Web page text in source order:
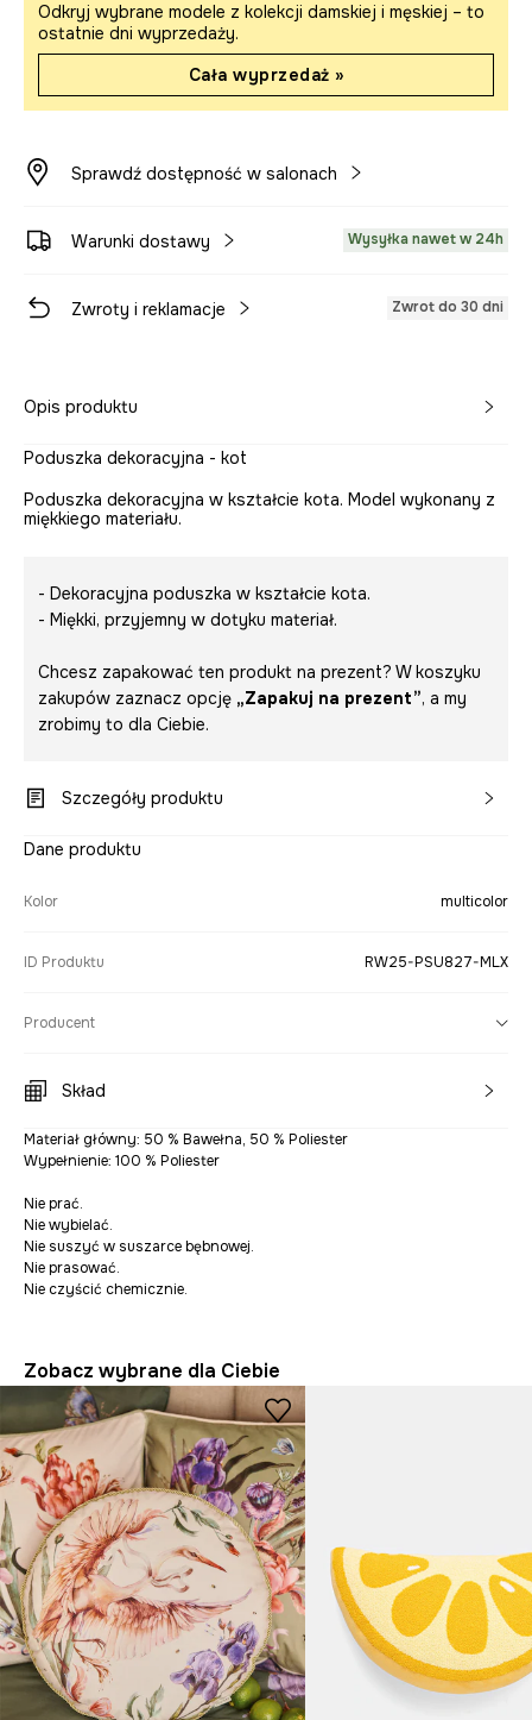
Odkryj wybrane modele z kolekcji damskiej i męskiej – to
ostatnie dni wyprzedaży.
Cała wyprzedaż »
Sprawdź dostępność w salonach
Warunki dostawy Wysyłka nawet w 24h
Zwroty i reklamacje Zwrot do 30 dni
Opis produktu
Poduszka dekoracyjna - kot
Poduszka dekoracyjna w kształcie kota. Model wykonany z
miękkiego materiału.
- Dekoracyjna poduszka w kształcie kota.
- Miękki, przyjemny w dotyku materiał.
Chcesz zapakować ten produkt na prezent? W koszyku
zakupów zaznacz opcję „Zapakuj na prezent”, a my
zrobimy to dla Ciebie.
Szczegóły produktu
Dane produktu
Kolor multicolor
ID Produktu RW25-PSU827-MLX
Producent
Skład
Materiał główny: 50 % Bawełna, 50 % Poliester
Wypełnienie: 100 % Poliester
Nie prać.
Nie wybielać.
Nie suszyć w suszarce bębnowej.
Nie prasować.
Nie czyścić chemicznie.
Zobacz wybrane dla Ciebie